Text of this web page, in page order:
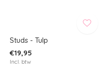
Studs - Tulp
€19,95
Incl. btw